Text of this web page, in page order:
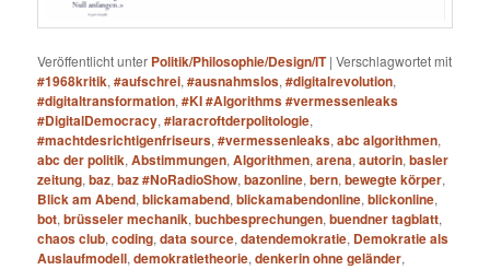
Veröffentlicht unter Politik/Philosophie/Design/IT |Verschlagwortet mit
#1968kritik,#aufschrei,#ausnahmslos,#digitalrevolution,
#digitaltransformation,#KI #Algorithms #vermessenleaks
#DigitalDemocracy,#laracroftderpolitologie,
#machtdesrichtigenfriseurs,#vermessenleaks,abc algorithmen,
abc der politik,Abstimmungen,Algorithmen,arena,autorin,basler
zeitung,baz,baz #NoRadioShow,bazonline,bern,bewegte körper,
Blick am Abend,blickamabend,blickamabendonline,blickonline,
bot,brüsseler mechanik,buchbesprechungen,buendner tagblatt,
chaos club,coding,data source,datendemokratie, Demokratie als
Auslaufmodell,demokratietheorie,denkerin ohne geländer,